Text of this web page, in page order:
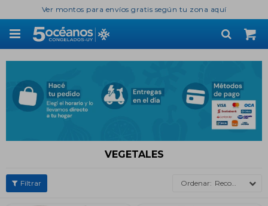
Ver montos para envíos gratis según tu zona aquí

VEGETALES
Recomendados